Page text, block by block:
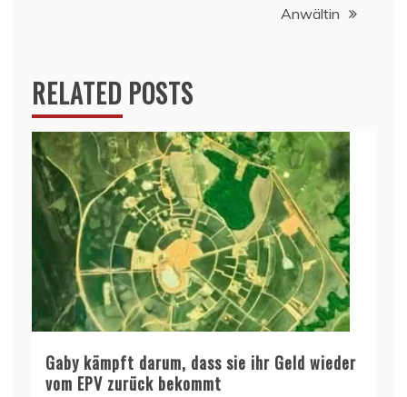
Anwältin
RELATED POSTS
Gaby kämpft darum, dass sie ihr Geld wieder
vom EPV zurück bekommt